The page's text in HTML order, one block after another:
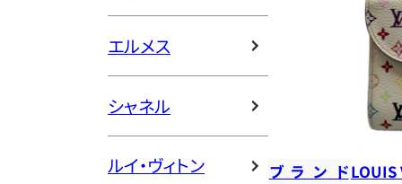
エルメス
シャネル
ルイ・ヴィトン ブランドLOUIS